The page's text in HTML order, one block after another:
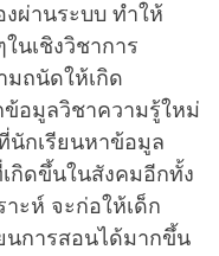
ผ่านระบบ ทำให้
นเชิงวิชาการ
มถนัดให้เกิด
อมูลวิชาความรู้ใหม่
นักเรียนหาข้อมูล
เกิดขึ้นในสังคมอีกทั้ง
ะห์ จะก่อให้เด็ก
นการสอนได้มากขึ้น